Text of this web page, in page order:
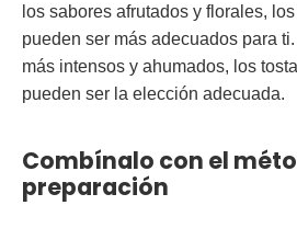
los sabores afrutados y florales,
pueden ser más adecuados para
más intensos y ahumados, los
pueden ser la elección adecuada.
Combínalo con el
preparación